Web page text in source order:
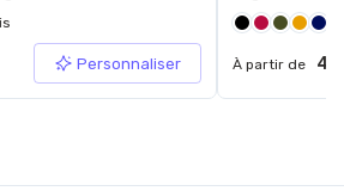
Personnaliser À partir de